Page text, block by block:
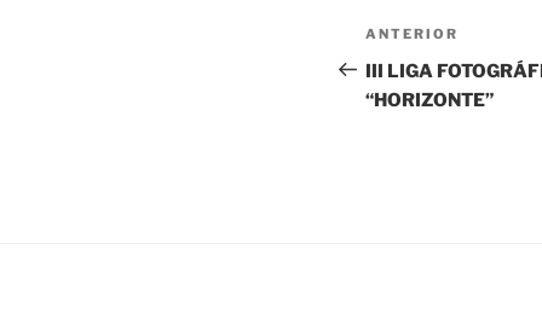
Navegación
de
entradas
Entrada
anterior:
ANTERIOR
III LIGA
“HORIZONTE”